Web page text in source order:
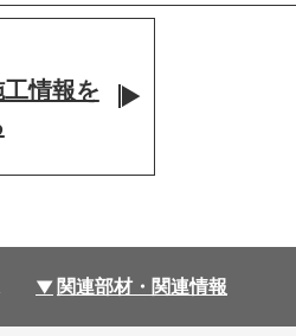
情報を
関連部材・関連情報